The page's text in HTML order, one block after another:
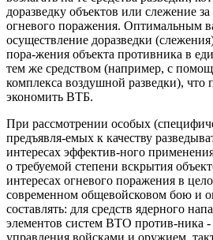
доразведку объектов или слежение
огневого поражения. Оптимальным
осуществление доразведки
пора-жения объекта противника в
тем же средством (например, с
комплекса воздушной разведки), что
экономить ВТБ.
При рассмотрении особых
предъявля-емых к качеству
интересах эффектив-ного
о требуемой степени вскрытия
интересах огневого поражения в
современном общевойсковом бою и
составлять: для средств ядерного
элементов систем ВТО против-ника -
управления войсками и оружием,